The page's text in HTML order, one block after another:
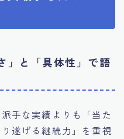
」と「具体性」で語
手な実績よりも「当た
遂げる継続力」を重視